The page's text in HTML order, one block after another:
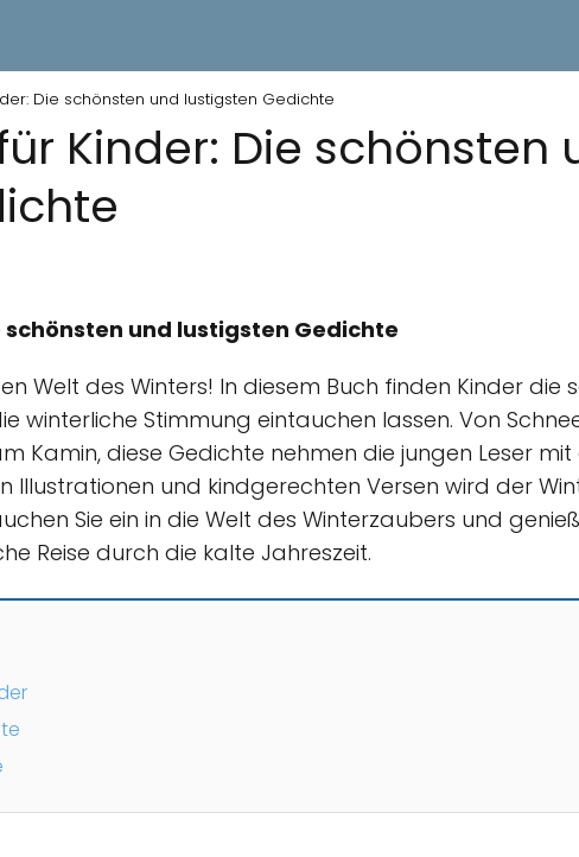
Die schönsten und lustigsten Gedichte
Kinder: Die schönsten
und lustigsten Gedichte
Welt des Winters! In diesem Buch finden Kinder die
winterliche Stimmung eintauchen lassen. Von
Kamin, diese Gedichte nehmen die jungen Leser mit
Illustrationen und kindgerechten Versen wird der
Sie ein in die Welt des Winterzaubers und
Reise durch die kalte Jahreszeit.